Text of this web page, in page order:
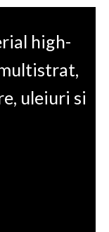
high-
uleiuri si